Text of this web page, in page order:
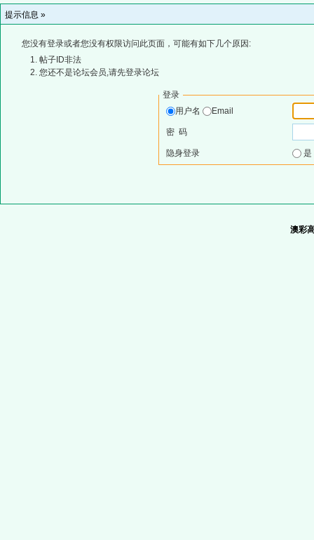
提示信息 »
您没有登录或者您没有权限访问此页面，可能有如下几个原因:
帖子ID非法
您还不是论坛会员,请先登录论坛
登录
用户名
Email
密 码
隐身登录
澳彩